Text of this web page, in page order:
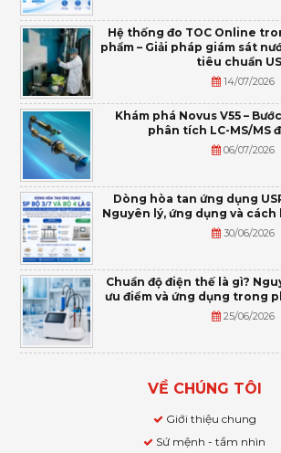
Hệ thống đo TOC Online
phẩm – Giải pháp giám sát
tiêu chuẩn
14/07/2026
Khám phá Novus V55 –
phân tích LC-MS/MS
06/07/2026
Dòng hòa tan ứng dụng
Nguyên lý, ứng dụng và
30/06/2026
Chuẩn độ điện thế là gì?
ưu điểm và ứng dụng trong
25/06/2026
VỀ CHÚNG TÔI
Giới thiệu chung
Sứ mệnh - tầm nhìn